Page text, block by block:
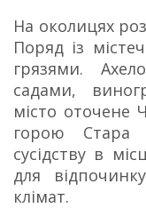
На околицях
Поряд із
грязями.
садами,
місто
горою Стара
сусідству в
для
клімат.